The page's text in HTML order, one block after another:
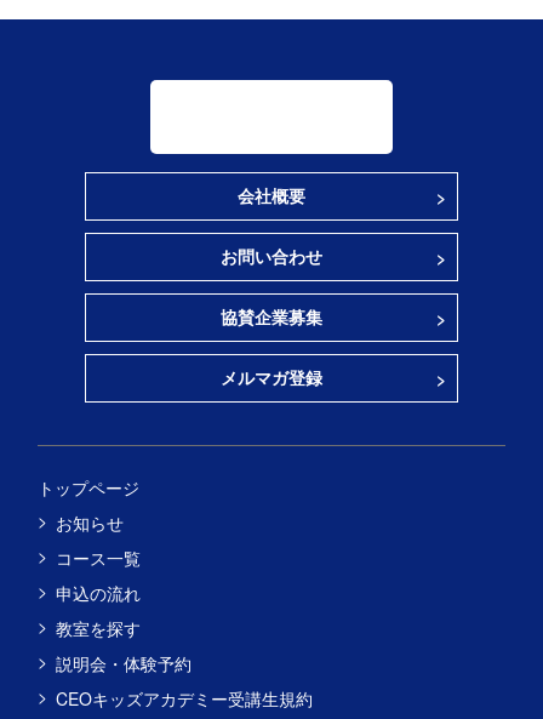
会社概要
お問い合わせ
協賛企業募集
メルマガ登録
トップページ
お知らせ
コース一覧
申込の流れ
教室を探す
説明会・体験予約
CEOキッズアカデミー受講生規約